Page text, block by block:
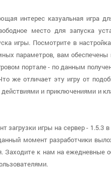
интерес казуальная игра
место для запуска
игры. Посмотрите в
параметров, вам
портале - по данным
же отличает эту игру от
и приключениями и
загрузки игры на сервер - 1.5.3
момент разработчики
к нам на ежедневные